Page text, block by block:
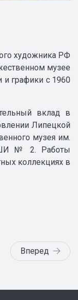
художника РФ
музее
графики с 1960
вклад в
Липецкой
музея им.
ДШИ № 2. Работы
коллекциях в
Вперед